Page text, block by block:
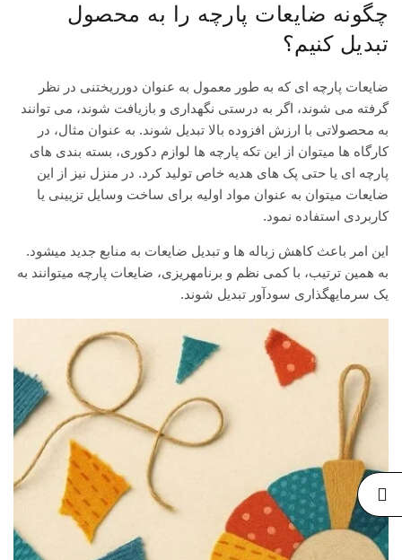
چگونه ضایعات پارچه را به محصول
تبدیل کنیم؟
ضایعات پارچه ای که به طور معمول به عنوان دورریختنی در نظر
گرفته می شوند، اگر به درستی نگهداری و بازیافت شوند، می توانند
به محصولاتی با ارزش افزوده بالا تبدیل شوند. به عنوان مثال، در
کارگاه ها میتوان از این تکه پارچه ها لوازم دکوری، بسته بندی های
پارچه ای یا حتی پک های هدیه خاص تولید کرد. در منزل نیز از این
ضایعات میتوان به عنوان مواد اولیه برای ساخت وسایل تزیینی یا
کاربردی استفاده نمود.
این امر باعث کاهش زباله ها و تبدیل ضایعات به منابع جدید میشود.
به همین ترتیب، با کمی نظم و برنامهریزی، ضایعات پارچه میتوانند به
یک سرمایهگذاری سودآور تبدیل شوند.